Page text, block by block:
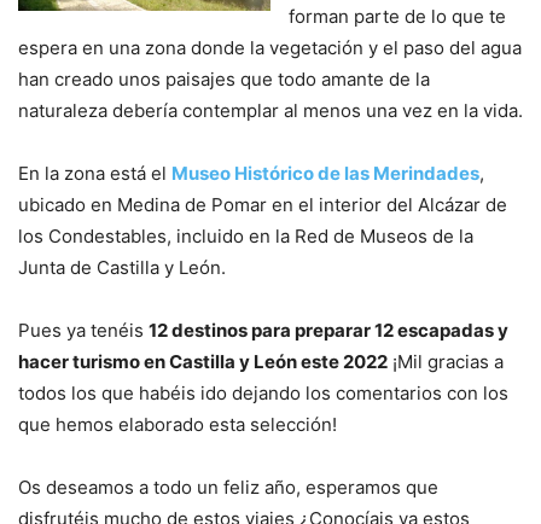
forman parte de lo que te
espera en una zona donde la vegetación y el paso del agua
han creado unos paisajes que todo amante de la
naturaleza debería contemplar al menos una vez en la vida.
En la zona está el Museo Histórico de las Merindades,
ubicado en Medina de Pomar en el interior del Alcázar de
los Condestables, incluido en la Red de Museos de la
Junta de Castilla y León.
Pues ya tenéis 12 destinos para preparar 12 escapadas y
hacer turismo en Castilla y León este 2022 ¡Mil gracias a
todos los que habéis ido dejando los comentarios con los
que hemos elaborado esta selección!
Os deseamos a todo un feliz año, esperamos que
disfrutéis mucho de estos viajes ¿Conocíais ya estos